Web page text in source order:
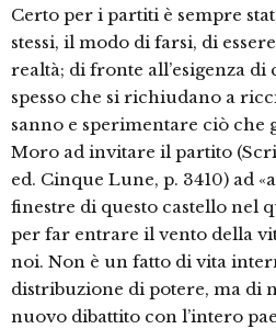
Certo per i partiti è sempre
stessi, il modo di farsi, di
realtà; di fronte all’esigenza
spesso che si richiudano a
sanno e sperimentare ciò che
Moro ad invitare il partito
ed. Cinque Lune, p. 3410) ad
finestre di questo castello nel
per far entrare il vento della
noi. Non è un fatto di vita
distribuzione di potere, ma di
nuovo dibattito con l’intero